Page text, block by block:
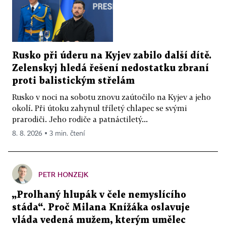
Rusko při úderu na Kyjev zabilo další dítě.
Zelenskyj hledá řešení nedostatku zbraní
proti balistickým střelám
Rusko v noci na sobotu znovu zaútočilo na Kyjev a jeho
okolí. Při útoku zahynul tříletý chlapec se svými
prarodiči. Jeho rodiče a patnáctiletý...
8. 8. 2026 ▪ 3 min. čtení
PETR HONZEJK
„Prolhaný hlupák v čele nemyslícího
stáda“. Proč Milana Knížáka oslavuje
vláda vedená mužem, kterým umělec